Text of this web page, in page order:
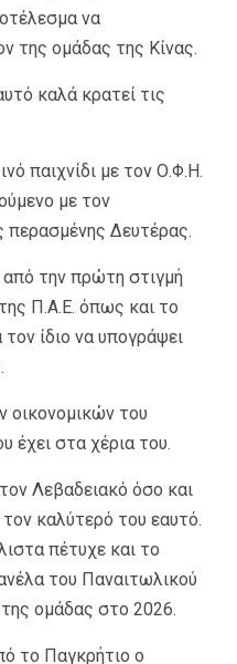
να
της ομάδας της Κίνας.
καλά κρατεί τις
παιχνίδι με τον Ο.Φ.Η.
με τον
περασμένης Δευτέρας.
από την πρώτη στιγμή
Π.Α.Ε. όπως και το
ίδιο να υπογράψει
οικονομικών του
στα χέρια του.
Λεβαδειακό όσο και
καλύτερό του εαυτό.
πέτυχε και το
του Παναιτωλικού
της ομάδας στο 2026.
το Παγκρήτιο ο